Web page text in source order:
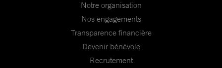
Notre organisation
Nos engagements
Transparence financière
Devenir bénévole
Recrutement